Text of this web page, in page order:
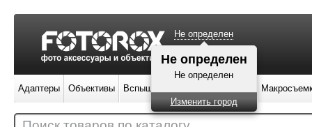
Не определен
Не определен
Изменить город
Адаптеры Объективы Вспышки